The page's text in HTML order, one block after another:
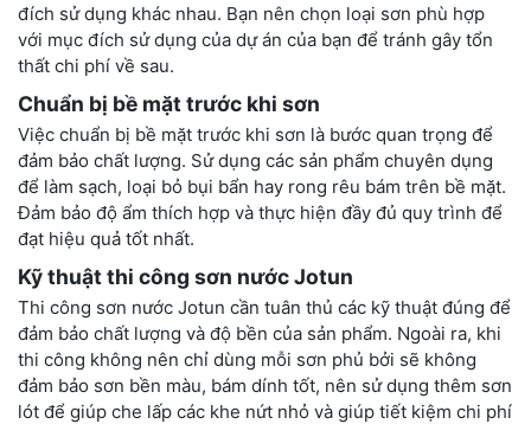
đích sử dụng khác nhau. Bạn nên chọn loại sơn phù hợp
với mục đích sử dụng của dự án của bạn để tránh gây tổn
thất chi phí về sau.
Chuẩn bị bề mặt trước khi sơn
Việc chuẩn bị bề mặt trước khi sơn là bước quan trọng để
đảm bảo chất lượng. Sử dụng các sản phẩm chuyên dụng
để làm sạch, loại bỏ bụi bẩn hay rong rêu bám trên bề mặt.
Đảm bảo độ ẩm thích hợp và thực hiện đầy đủ quy trình để
đạt hiệu quả tốt nhất.
Kỹ thuật thi công sơn nước Jotun
Thi công sơn nước Jotun cần tuân thủ các kỹ thuật đúng để
đảm bảo chất lượng và độ bền của sản phẩm. Ngoài ra, khi
thi công không nên chỉ dùng mỗi sơn phủ bởi sẽ không
đảm bảo sơn bền màu, bám dính tốt, nên sử dụng thêm sơn
lót để giúp che lấp các khe nứt nhỏ và giúp tiết kiệm chi phí